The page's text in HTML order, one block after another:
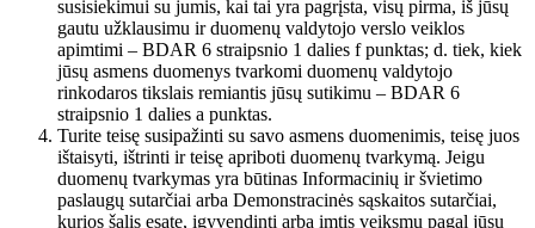
susisiekimui su jumis, kai tai yra pagrįsta, visų pirma, iš jūsų
gautu užklausimu ir duomenų valdytojo verslo veiklos
apimtimi – BDAR 6 straipsnio 1 dalies f punktas; d. tiek, kiek
jūsų asmens duomenys tvarkomi duomenų valdytojo
rinkodaros tikslais remiantis jūsų sutikimu – BDAR 6
straipsnio 1 dalies a punktas.
Turite teisę susipažinti su savo asmens duomenimis, teisę juos
ištaisyti, ištrinti ir teisę apriboti duomenų tvarkymą. Jeigu
duomenų tvarkymas yra būtinas Informacinių ir švietimo
paslaugų sutarčiai arba Demonstracinės sąskaitos sutarčiai,
kurios šalis esate, įgyvendinti arba imtis veiksmų pagal jūsų